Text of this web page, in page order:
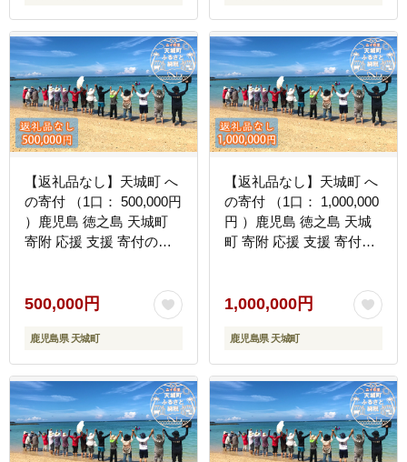
【返礼品なし】天城町 へ
の寄付 （1口： 500,000円
）鹿児島 徳之島 天城町
寄附 応援 支援 寄付のみ
500,000円
鹿児島県 天城町
【返礼品なし】天城町 へ
の寄付 （1口： 1,000,000
円 ）鹿児島 徳之島 天城
町 寄附 応援 支援 寄付の
1,000,000円
鹿児島県 天城町